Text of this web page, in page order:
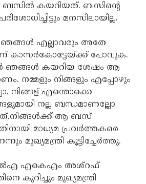
കയറിയത്. ബസിന്റെ
മനസിലായില്ല.
ഞങ്ങൾ എല്ലാവരും അതേ
കാസർകോട്ടേയ്ക്ക് പോവുക.
ഞങ്ങൾ കയറിയ ശേഷം ആ
നമ്മളും നിങ്ങളും എപ്പോഴും
നിങ്ങള് എന്തൊക്കെ
നല്ല ബന്ധമാണല്ലോ
ആ ബസ്
മാധ്യമ പ്രവർത്തകരെ
മുഖ്യമന്ത്രി കൂട്ടിച്ചേർത്തു.
എകെഎം അശ്റഫ്
കുറിച്ചും മുഖ്യമന്ത്രി